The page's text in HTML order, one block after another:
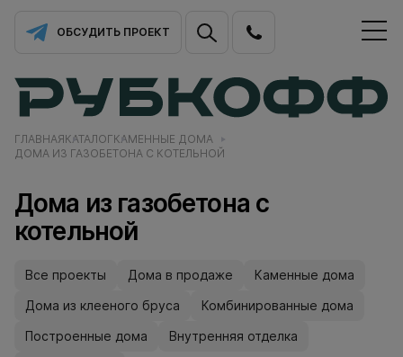
ОБСУДИТЬ ПРОЕКТ
ГЛАВНАЯКАТАЛОГКАМЕННЫЕ ДОМА
ДОМА ИЗ ГАЗОБЕТОНА С КОТЕЛЬНОЙ
Дома из газобетона с
котельной
Все проекты Дома в продаже
Каменные дома
Дома из клееного бруса
Комбинированные дома
Построенные дома
Внутренняя отделка